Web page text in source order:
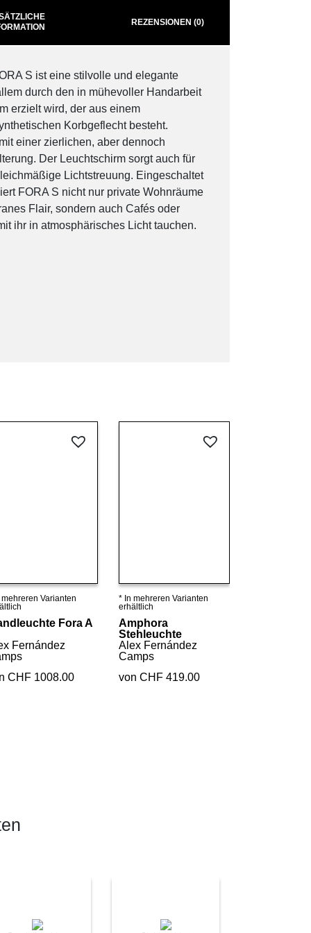
REZENSIONEN (0)
S ist eine stilvolle und elegante
durch den in mühevoller Handarbeit
erzielt wird, der aus einem
Korbgeflecht besteht.
einer zierlichen, aber dennoch
Der Leuchtschirm sorgt auch für
Lichtstreuung. Eingeschaltet
FORA S nicht nur private Wohnräume
Flair, sondern auch Cafés oder
ihr in atmosphärisches Licht tauchen.
Details ansehen
mehreren Varianten
Fora A
Fernández
CHF 1008.00
Details ansehen
* In mehreren Varianten
erhältlich
Amphora
Stehleuchte
Alex Fernández
Camps
von CHF 419.00